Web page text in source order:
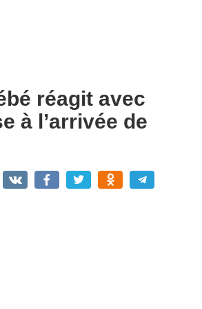
réagit avec
à l’arrivée de